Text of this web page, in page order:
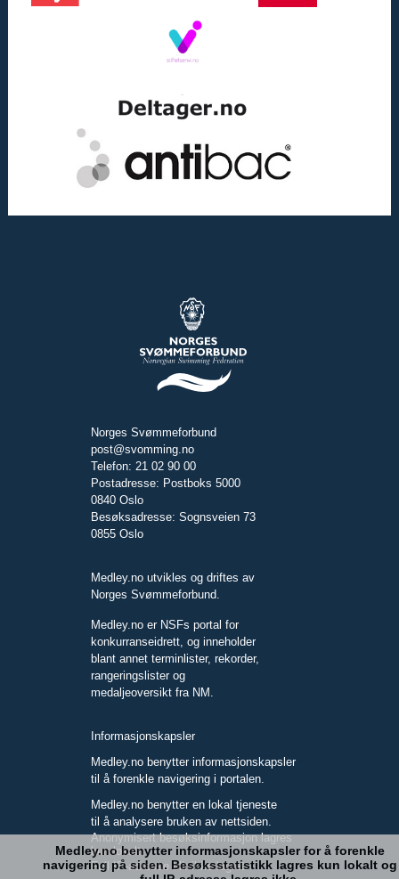
Norges Svømmeforbund
post@svomming.no
Telefon: 21 02 90 00
Postadresse: Postboks 5000
0840 Oslo
Besøksadresse: Sognsveien 73
0855 Oslo
Medley.no utvikles og driftes av
Norges Svømmeforbund.
Medley.no er NSFs portal for
konkurranseidrett, og inneholder
blant annet terminlister, rekorder,
rangeringslister og
medaljeoversikt fra NM.
Informasjonskapsler
Medley.no benytter informasjonskapsler
til å forenkle navigering i portalen.
Medley.no benytter en lokal tjeneste
til å analysere bruken av nettsiden.
Anonymisert besøksinformasjon lagres
kun lokalt.
Full IP-adresse blir ikke lagret.
Medley.no benytter informasjonskapsler for å forenkle
navigering på siden. Besøksstatistikk lagres kun lokalt og